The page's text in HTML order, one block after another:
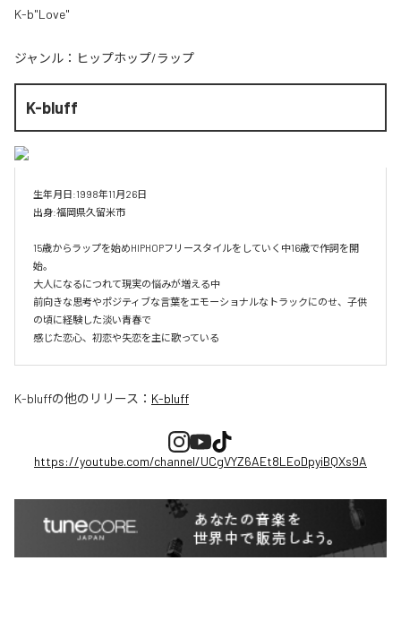
K-b"Love"
ジャンル： ヒップホップ/ラップ
K-bluff
生年月日:1998年11月26日
出身:福岡県久留米市
15歳からラップを始めHIPHOPフリースタイルをしていく中16歳で作詞を開
始。
大人になるにつれて現実の悩みが増える中
前向きな思考やポジティブな言葉をエモーショナルなトラックにのせ、子供
の頃に経験した淡い青春で
感じた恋心、初恋や失恋を主に歌っている
K-bluffの他のリリース： K-bluff
https://youtube.com/channel/UCgVYZ6AEt8LEoDpyiBQXs9A